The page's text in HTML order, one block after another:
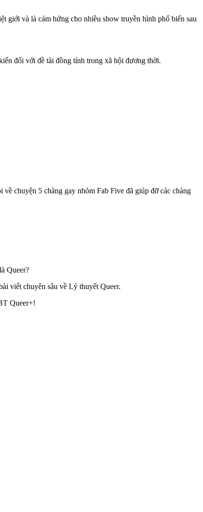
giới và là cảm hứng cho nhiều show truyền hình phổ biến sau
đối với đề tài đồng tính trong xã hội đương thời.
về chuyện 5 chàng gay nhóm Fab Five đã giúp đỡ các chàng
Queer?
viết chuyên sâu về Lý thuyết Queer.
Queer+!